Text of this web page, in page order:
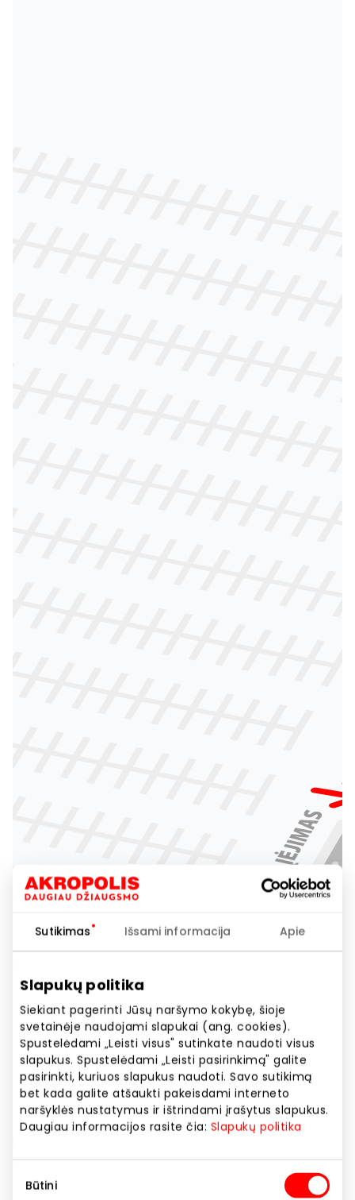
Sutikimas Išsami informacija Apie
Slapukų politika
Siekiant pagerinti Jūsų naršymo kokybę, šioje
svetainėje naudojami slapukai (ang. cookies).
Spustelėdami „Leisti visus" sutinkate naudoti visus
slapukus. Spustelėdami „Leisti pasirinkimą" galite
pasirinkti, kuriuos slapukus naudoti. Savo sutikimą
bet kada galite atšaukti pakeisdami interneto
naršyklės nustatymus ir ištrindami įrašytus slapukus.
Daugiau informacijos rasite čia: Slapukų politika
pasirinkimas
Būtini